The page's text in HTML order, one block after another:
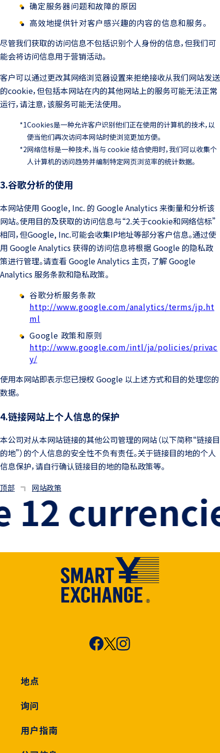
确定服务器问题和故障的原因
高效地提供针对客户感兴趣的内容的信息和服务。
尽管我们获取的访问信息不包括识别个人身份的信息，但我们可
能会将访问信息用于营销活动。
客户可以通过更改其网络浏览器设置来拒绝接收从我们网站发送
的cookie，但包括本网站在内的其他网站上的服务可能无法正常
运行，请注意，该服务可能无法使用。
*1Cookies是一种允许客户识别他们正在使用的计算机的技术，以
便当他们再次访问本网站时使浏览更加方便。
*2网络信标是一种技术，当与 cookie 结合使用时，我们可以收集个
人计算机的访问趋势并编制特定网页浏览率的统计数据。
3.谷歌分析的使用
本网站使用 Google, Inc. 的 Google Analytics 来衡量和分析该
网站。使用目的及获取的访问信息与“2.关于cookie和网络信标”
相同，但Google, Inc.可能会收集IP地址等部分客户信息。通过使
用 Google Analytics 获得的访问信息将根据 Google 的隐私政
策进行管理。请查看 Google Analytics 主页，了解 Google
Analytics 服务条款和隐私政策。
谷歌分析服务条款
http://www.google.com/analytics/terms/jp.ht
ml
Google 政策和原则
http://www.google.com/intl/ja/policies/privac
y/
使用本网站即表示您已授权 Google 以上述方式和目的处理您的
数据。
4.链接网站上个人信息的保护
本公司对从本网站链接的其他公司管理的网站（以下简称“链接目
的地”）的个人信息的安全性不负有责任。关于链接目的地的个人
信息保护，请自行确认链接目的地的隐私政策等。
顶部 网站政策
12
地点
询问
用户指南